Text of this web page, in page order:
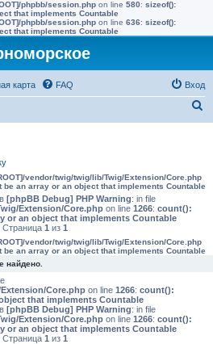
phpbb/session.php on line 580: sizeof():
that implements Countable
phpbb/session.php on line 636: sizeof():
that implements Countable
карта FAQ Вход
к
vendor/twig/twig/lib/Twig/Extension/Core.php
be an array or an object that implements Countable
[phpBB Debug] PHP Warning: in file
Extension/Core.phpon line 1266: count():
or an object that implements Countable
Страница 1 из 1
vendor/twig/twig/lib/Twig/Extension/Core.php
be an array or an object that implements Countable
найдено.
Core.php on line 1266: count():
that implements Countable
[phpBB Debug] PHP Warning: in file
Extension/Core.phpon line 1266: count():
or an object that implements Countable
Страница 1 из 1